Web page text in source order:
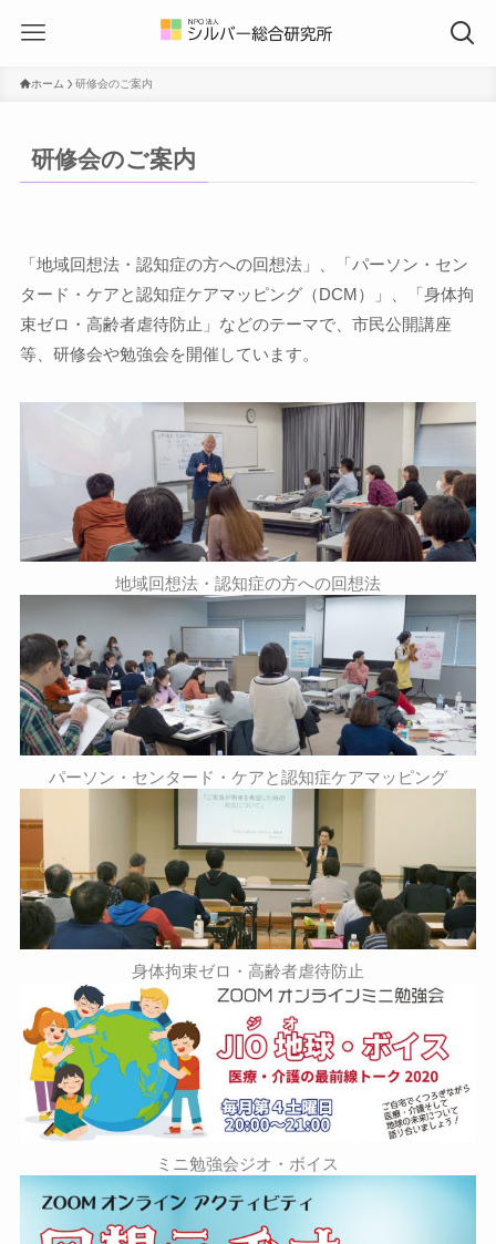
ホーム 研修会のご案内
研修会のご案内
「地域回想法・認知症の方への回想法」、「パーソン・セン
タード・ケアと認知症ケアマッピング（DCM）」、「身体拘
束ゼロ・高齢者虐待防止」などのテーマで、市民公開講座
等、研修会や勉強会を開催しています。
地域回想法・認知症の方への回想法
パーソン・センタード・ケアと認知症ケアマッピング
身体拘束ゼロ・高齢者虐待防止
ミニ勉強会ジオ・ボイス